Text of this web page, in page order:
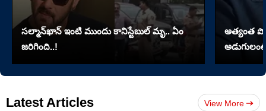
సల్మాన్‌ఖాన్‌ ఇంటి ముందు కానిస్టేబుల్‌ మృ.. ఏం
జరిగింది..!
అత్యంత
Latest Articles View More